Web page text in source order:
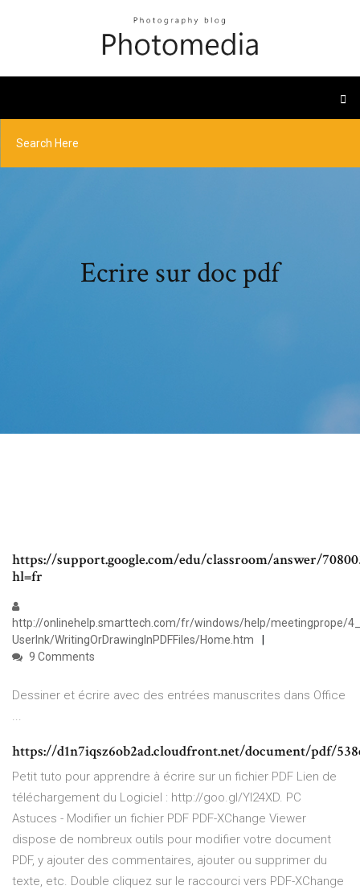
Ecrire sur doc pdf
https://support.google.com/edu/classroom/answer/
hl=fr
http://onlinehelp.smarttech.com/fr/windows/help/meetingprope/
UserInk/WritingOrDrawingInPDFFiles/Home.htm
9 Comments
Dessiner et écrire avec des entrées manuscrites dans Office
...
https://d1n7iqsz6ob2ad.cloudfront.net/document/pdf/
Petit tuto pour apprendre à écrire sur un fichier PDF Lien de
téléchargement du Logiciel : http://goo.gl/Yl24XD. PC
Astuces - Modifier un fichier PDF PDF-XChange Viewer
dispose de nombreux outils pour modifier votre document
PDF, y ajouter des commentaires, ajouter ou supprimer du
texte, etc. Double cliquez sur le raccourci vers PDF-XChange